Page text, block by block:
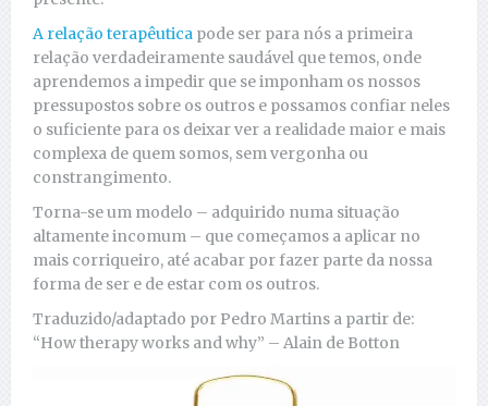
A relação terapêutica pode ser para nós a primeira
relação verdadeiramente saudável que temos, onde
aprendemos a impedir que se imponham os nossos
pressupostos sobre os outros e possamos confiar neles
o suficiente para os deixar ver a realidade maior e mais
complexa de quem somos, sem vergonha ou
constrangimento.
Torna-se um modelo – adquirido numa situação
altamente incomum – que começamos a aplicar no
mais corriqueiro, até acabar por fazer parte da nossa
forma de ser e de estar com os outros.
Traduzido/adaptado por Pedro Martins a partir de:
“How therapy works and why” – Alain de Botton